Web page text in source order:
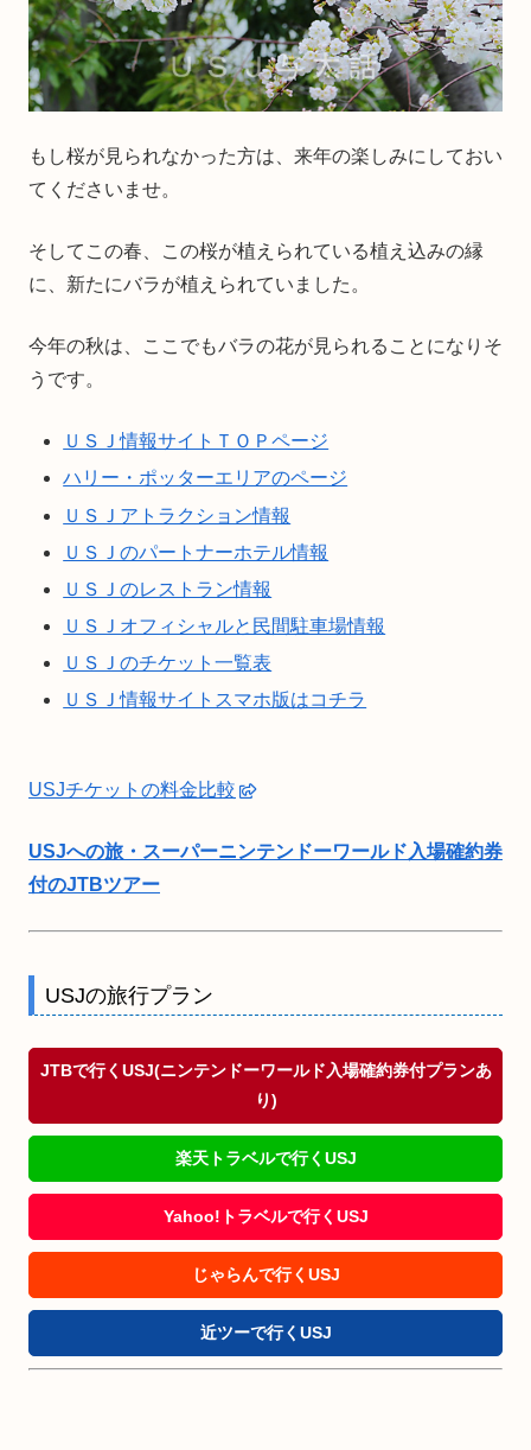
もし桜が見られなかった方は、来年の楽しみにしておい
てくださいませ。
そしてこの春、この桜が植えられている植え込みの縁
に、新たにバラが植えられていました。
今年の秋は、ここでもバラの花が見られることになりそ
うです。
ＵＳＪ情報サイトＴＯＰページ
ハリー・ポッターエリアのページ
ＵＳＪアトラクション情報
ＵＳＪのパートナーホテル情報
ＵＳＪのレストラン情報
ＵＳＪオフィシャルと民間駐車場情報
ＵＳＪのチケット一覧表
ＵＳＪ情報サイトスマホ版はコチラ
USJチケットの料金比較
USJへの旅・スーパーニンテンドーワールド入場確約券
付のJTBツアー
USJの旅行プラン
JTBで行くUSJ(ニンテンドーワールド入場確約券付プランあ
り)
楽天トラベルで行くUSJ
Yahoo!トラベルで行くUSJ
じゃらんで行くUSJ
近ツーで行くUSJ